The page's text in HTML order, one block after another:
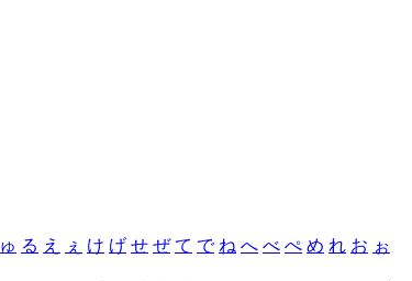
ゅ る え ぇ け げ せ ぜ て で ね へ べ ぺ め れ お ぉ